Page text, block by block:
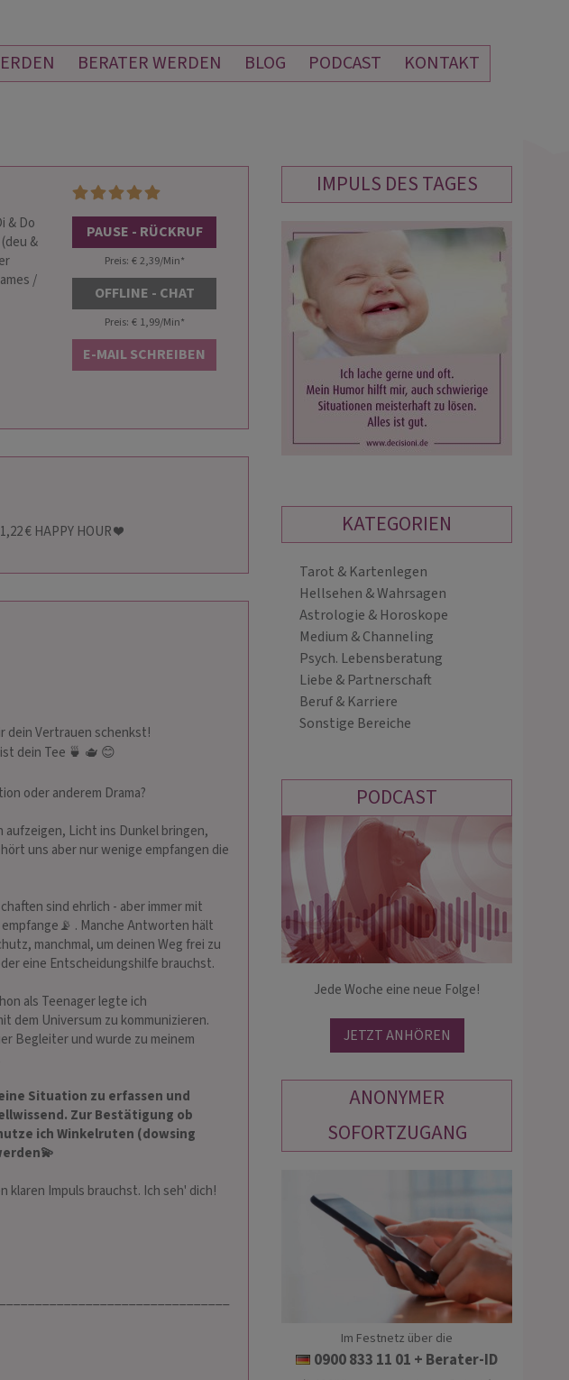
BERATER WERDEN BLOG PODCAST KONTAKT
ANNA
an meine Nummer
du immer eine sehr
wie ausgeglichen du
MAGIC MADDIN
Martin hat sooo viel gesehen. Es war
alles stimmig, so dass ich den
Zukunftsprognosen vertraue. 🥰 Vielen
RITARE
Was für ein hast innerhalb von
mir so viel Kraft gegeben.Alles was
gesehen hast,kann ich nur
bestätigen...ich nehme etwas
mit.Ich bin eine
deines
und sage dir,…
Quantenheilung: Für Klarheit, tiefe
Nervensystem-Regulation & seelische
Balance für Mensch & Tier.
HERZENSBLICK
PIN: 016
hellfühliges, liebevolles und
lösungsorientiertes Medium mit
Herz 💕 Beratung von Herz zu Herz
liebevoll und lichtbringend 💕
mit
UNIVERSUM
Hellsichtige, herzliche, empathische und
lösungsorientierte Lebensberatung mit
Seelenpartner - Beruf - Finanzen - kein
Thema ist mir fremd!
PIN: 556
Kartenmedium - treffsicher,
dir sehr genau wie sich dein Leben
auch Gedanken und…
SELI
& Do
&
/
PAUSE - RÜCKRUF
Preis: € 2,39/Min*
OFFLINE - CHAT
Preis: € 1,99/Min*
E-MAIL SCHREIBEN
€ HAPPY HOUR ❤
dein Vertrauen schenkst!
dein Tee 🍵 🫖 😊
oder anderem Drama?
Licht ins Dunkel bringen,
uns aber nur wenige empfangen die
sind ehrlich - aber immer mit
. Manche Antworten hält
manchmal, um deinen Weg frei zu
eine Entscheidungshilfe brauchst.
als Teenager legte ich
dem Universum zu kommunizieren.
Begleiter und wurde zu meinem
Situation zu erfassen und
Zur Bestätigung ob
ich Winkelruten (dowsing
klaren Impuls brauchst. Ich seh' dich!
IMPULS DES TAGES
KATEGORIEN
Tarot & Kartenlegen
Hellsehen & Wahrsagen
Astrologie & Horoskope
Medium & Channeling
Psych. Lebensberatung
Liebe & Partnerschaft
Beruf & Karriere
Sonstige Bereiche
PODCAST
Jede Woche eine neue Folge!
JETZT ANHÖREN
ANONYMER
SOFORTZUGANG
Im Festnetz über die
0900 833 11 01 + Berater-ID